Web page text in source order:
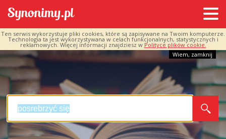
Ten serwis wykorzystuje pliki cookies, które są zapisywane na Twoim komputerze.
Technologia ta jest wykorzystywana w celach funkcjonalnych, statystycznych i
reklamowych. Więcej informacji znajdziesz w Polityce plików cookie.
Wiem, zamknij